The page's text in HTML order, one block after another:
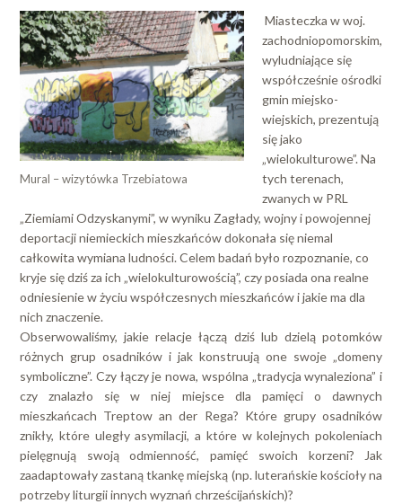
Mural – wizytówka Trzebiatowa
Miasteczka w woj.
zachodniopomorskim,
wyludniające się
współcześnie ośrodki
gmin miejsko-
wiejskich, prezentują
się jako
„wielokulturowe”. Na
tych terenach,
zwanych w PRL
„Ziemiami Odzyskanymi”, w wyniku Zagłady, wojny i powojennej
deportacji niemieckich mieszkańców dokonała się niemal
całkowita wymiana ludności. Celem badań było rozpoznanie, co
kryje się dziś za ich „wielokulturowością”, czy posiada ona realne
odniesienie w życiu współczesnych mieszkańców i jakie ma dla
nich znaczenie.
Obserwowaliśmy, jakie relacje łączą dziś lub dzielą potomków
różnych grup osadników i jak konstruują one swoje „domeny
symboliczne”. Czy łączy je nowa, wspólna „tradycja wynaleziona” i
czy znalazło się w niej miejsce dla pamięci o dawnych
mieszkańcach Treptow an der Rega? Które grupy osadników
znikły, które uległy asymilacji, a które w kolejnych pokoleniach
pielęgnują swoją odmienność, pamięć swoich korzeni? Jak
zaadaptowały zastaną tkankę miejską (np. luterańskie kościoły na
potrzeby liturgii innych wyznań chrześcijańskich)?